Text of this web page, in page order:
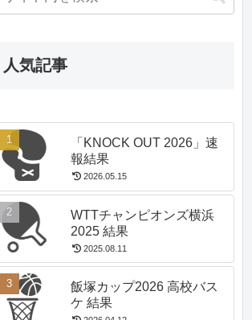
人気記事
「KNOCK OUT 2026」速
報結果
2026.05.15
WTTチャンピオンズ横浜
2025 結果
2025.08.11
飯塚カップ2026 高校バス
ケ 結果